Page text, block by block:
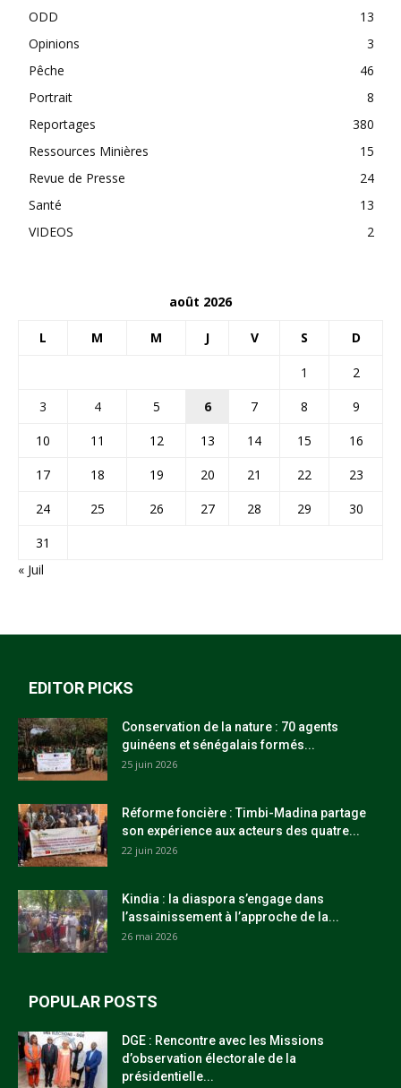
ODD
13
Opinions
3
Pêche
46
Portrait
8
Reportages
380
Ressources Minières
15
Revue de Presse
24
Santé
13
VIDEOS
2
août 2026
L M M J V S D
1
2
3
4 5 6 7 8
9
10
11 12 13 14 15
16
17
18 19 20 21 22
23
24
25 26 27 28 29
30
31
« Juil
EDITOR PICKS
Conservation de la nature : 70 agents
guinéens et sénégalais formés...
25 juin 2026
Réforme foncière : Timbi-Madina partage
son expérience aux acteurs des quatre...
22 juin 2026
Kindia : la diaspora s’engage dans
l’assainissement à l’approche de la...
26 mai 2026
POPULAR POSTS
DGE : Rencontre avec les Missions
d’observation électorale de la
présidentielle...